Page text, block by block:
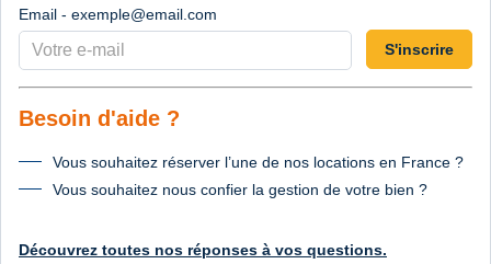
Email - exemple@email.com
S'inscrire
Besoin d'aide ?
Vous souhaitez réserver l’une de nos locations en France ?
Vous souhaitez nous confier la gestion de votre bien ?
Découvrez toutes nos réponses à vos questions.